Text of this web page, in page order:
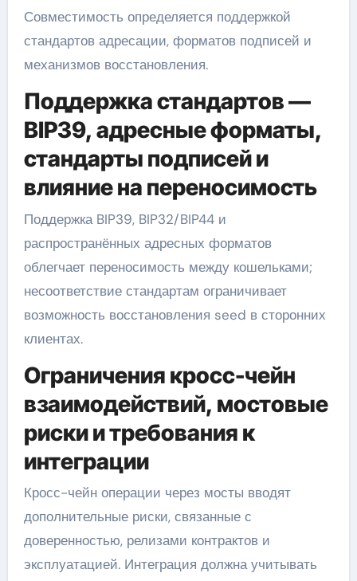
Совместимость определяется поддержкой
стандартов адресации, форматов подписей и
механизмов восстановления.
Поддержка стандартов —
BIP39, адресные форматы,
стандарты подписей и
влияние на переносимость
Поддержка BIP39, BIP32/BIP44 и
распространённых адресных форматов
облегчает переносимость между кошельками;
несоответствие стандартам ограничивает
возможность восстановления seed в сторонних
клиентах.
Ограничения кросс-чейн
взаимодействий, мостовые
риски и требования к
интеграции
Кросс-чейн операции через мосты вводят
дополнительные риски, связанные с
доверенностью, релизами контрактов и
эксплуатацией. Интеграция должна учитывать